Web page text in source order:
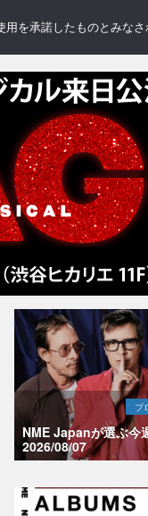
ブ
NME Japanが選ぶ今
2026/08/07
を承諾したものとみなさ